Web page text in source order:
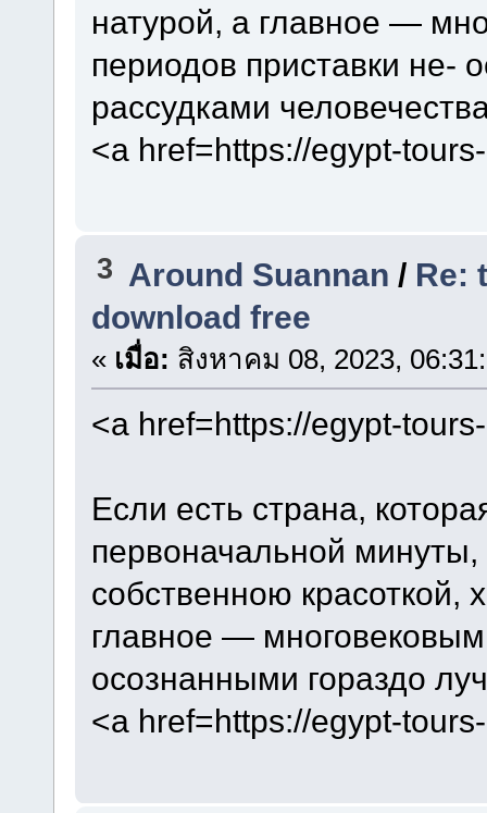
натурой, а главное —
периодов приставки не-
рассудками
<a href=https://egypt-
3 Around Suannan / Re:
download free
« เมื่อ: สิงหาคม 08, 2023,
<a href=https://egypt-
Если есть страна,
первоначальной минуты,
собственною красоткой,
главное —
осознанными гораздо
<a href=https://egypt-